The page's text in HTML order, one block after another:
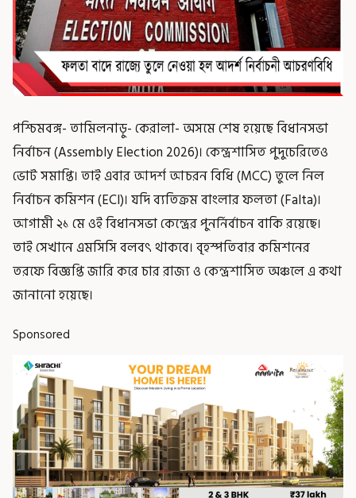
পশ্চিমবঙ্গ- তামিলনাড়ু- কেরালা- অসমে শেষ হয়েছে বিধানসভা
নির্বাচন (Assembly Election 2026)। কেন্দ্রশাসিত পুদুচেরিতেও
ভোট সমাপ্তি। তাই এবার আদর্শ আচরন বিধি (MCC) তুলে নিল
নির্বাচন কমিশন (ECI)। যদি ব্যতিক্রম বাংলার ফলতা (Falta)।
আগামী ২১ মে ওই বিধানসভা কেন্দ্রের পুনর্নির্বাচন বাকি রয়েছে।
তাই সেখানে এমসিসি বলবৎ থাকবে। বৃহস্পতিবার কমিশনের
তরফে বিজ্ঞপ্তি জারি করে চার রাজ্য ও কেন্দ্রশাসিত অঞ্চলে এ কথা
জানানো হয়েছে।
Sponsored